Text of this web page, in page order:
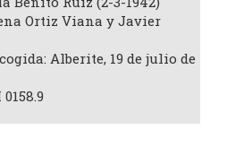
Ortiz Viana y Javier
Alberite, 19 de julio de